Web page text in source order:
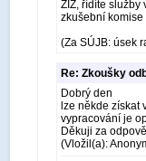
ZIZ, řídíte služby
zkušební
(Za SÚJB: úsek
Re: Zkoušky
Dobrý den
lze někde získat
vypracování je
Děkuji za
(Vložil(a):